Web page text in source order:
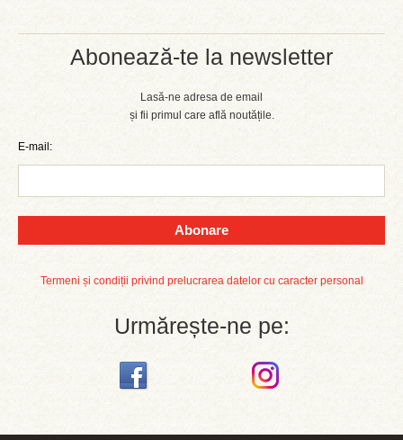
Abonează-te la newsletter
Lasă-ne adresa de email
și fii primul care află noutățile.
E-mail:
Abonare
Termeni și condiții privind prelucrarea datelor cu caracter personal
Urmărește-ne pe: